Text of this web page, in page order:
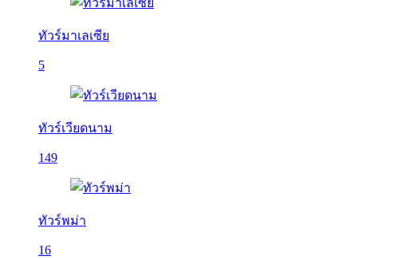
ทัวร์มาเลเซีย
5
ทัวร์เวียดนาม
149
ทัวร์พม่า
16